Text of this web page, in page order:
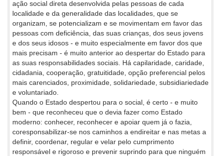
ação social direta desenvolvida pelas pessoas de cada
localidade e da generalidade das localidades, que se
organizam, se potencializam e se movimentam em favor das
pessoas com deficiência, das suas crianças, dos seus jovens
e dos seus idosos - e muito especialmente em favor dos que
mais precisam - é muito anterior ao despertar do Estado para
as suas responsabilidades sociais. Há capilaridade, caridade,
cidadania, cooperação, gratuitidade, opção preferencial pelos
mais carenciados, proximidade, solidariedade, subsidiariedade
e voluntariado.
Quando o Estado despertou para o social, é certo - e muito
bem - que reconheceu que o devia fazer como Estado
moderno: conhecer, reconhecer e apoiar quem já o fazia,
coresponsabilizar-se nos caminhos a endireitar e nas metas a
definir, coordenar, regular e velar pelo cumprimento
responsável e rigoroso e prevenir suprindo para que ninguém